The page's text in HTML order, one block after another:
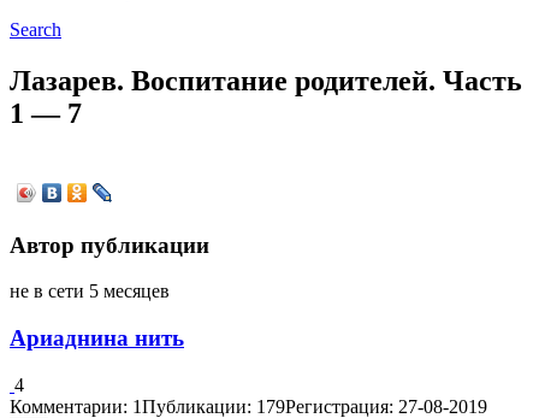
Search
Лазарев. Воспитание родителей. Часть
1 — 7
Автор публикации
не в сети 5 месяцев
Ариаднина нить
4
Комментарии: 1Публикации: 179Регистрация: 27-08-2019